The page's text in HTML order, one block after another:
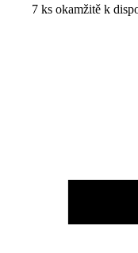
7 ks okamžitě k